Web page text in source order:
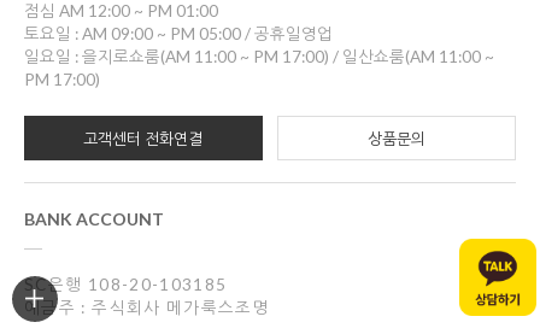
점심 AM 12:00 ~ PM 01:00
토요일 : AM 09:00 ~ PM 05:00 / 공휴일영업
일요일 : 을지로쇼룸(AM 11:00 ~ PM 17:00) / 일산쇼룸(AM 11:00 ~
PM 17:00)
고객센터 전화연결 상품문의
BANK ACCOUNT
SC은행 108-20-103185
예금주 : 주식회사 메가룩스조명